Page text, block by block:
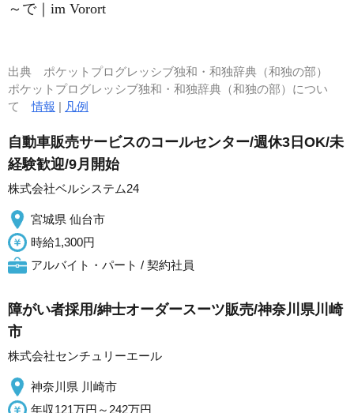
～で｜im Vorort
出典 ポケットプログレッシブ独和・和独辞典（和独の部）
ポケットプログレッシブ独和・和独辞典（和独の部）につい
て情報 | 凡例
自動車販売サービスのコールセンター/週休3日OK/未
経験歓迎/9月開始
株式会社ベルシステム24
宮城県 仙台市
時給1,300円
アルバイト・パート / 契約社員
障がい者採用/紳士オーダースーツ販売/神奈川県川崎
市
株式会社センチュリーエール
神奈川県 川崎市
年収121万円～242万円